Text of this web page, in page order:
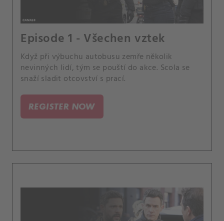
Episode 1 - Všechen vztek
Když při výbuchu autobusu zemře několik
nevinných lidí, tým se pouští do akce. Scola se
snaží sladit otcovství s prací.
REGISTER NOW